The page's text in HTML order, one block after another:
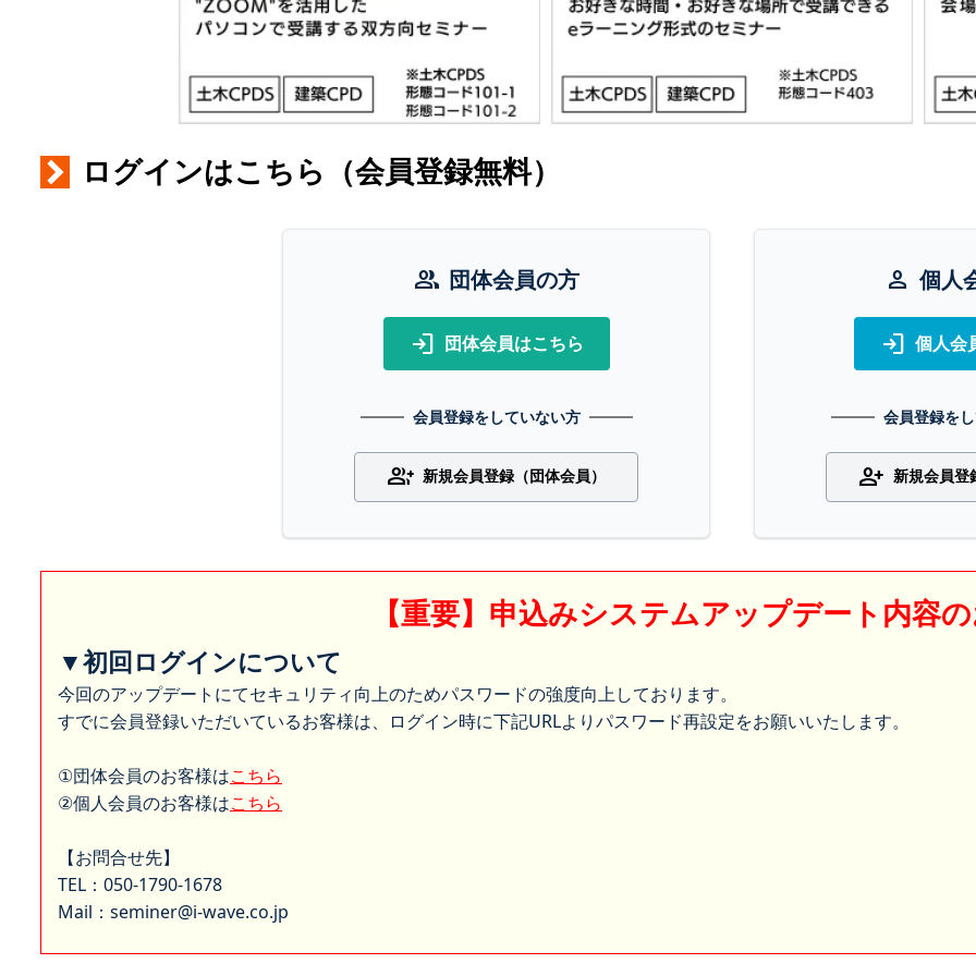
ログインはこちら（会員登録無料）
group 団体会員の方
login 団体会員はこちら
会員登録をしていない方
group_add 新規会員登録（団体会員）
person 個人
login 個人会
会員登録を
person_add 新規会員登
【重要】申込みシステムアップデート内容
▼初回ログインについて
今回のアップデートにてセキュリティ向上のためパスワードの強度向上しております。
すでに会員登録いただいているお客様は、ログイン時に下記URLよりパスワード再設定をお願いいたします。
①団体会員のお客様はこちら
②個人会員のお客様はこちら
【お問合せ先】
TEL：050-1790-1678
Mail：seminer@i-wave.co.jp